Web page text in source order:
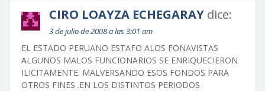
CIRO LOAYZA ECHEGARAY dice:
3 de julio de 2008 a las 3:01 am
EL ESTADO PERUANO ESTAFO ALOS FONAVISTAS
ALGUNOS MALOS FUNCIONARIOS SE ENRIQUECIERON
ILICITAMENTE. MALVERSANDO ESOS FONDOS PARA
OTROS FINES .EN LOS DISTINTOS PERIODOS